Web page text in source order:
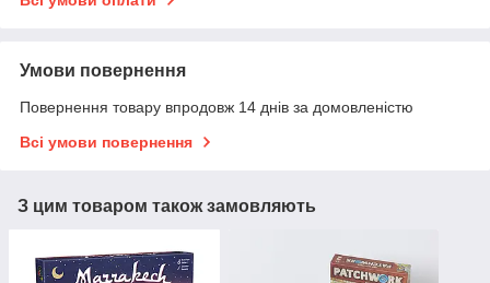
Умови повернення
Повернення товару впродовж 14 днів за домовленістю
Всі умови повернення
З цим товаром також замовляють